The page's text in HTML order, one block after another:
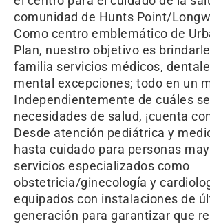
comunidad de Hunts Point/
Como centro emblemático de
Plan, nuestro objetivo es
familia servicios médicos,
mental excepciones; todo en un
Independientemente de cuáles
necesidades de salud, ¡cuenta
Desde atención pediátrica y
hasta cuidado para personas
servicios especializados como
obstetricia/ginecología y
equipados con instalaciones de
generación para garantizar que